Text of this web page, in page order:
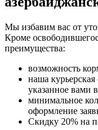
Мы избавим вас от
Кроме
преимущества:
возможность
наша
указанное вами
минимальное
оформление
Скидку 20% на